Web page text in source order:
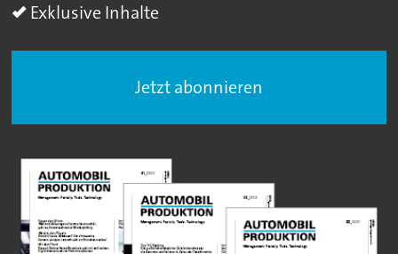
Exklusive Inhalte
Jetzt abonnieren